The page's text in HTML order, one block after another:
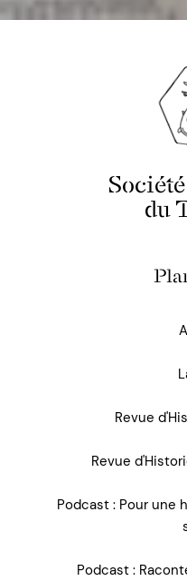
du
Revue
Revue
Podcast : Pour une
Podcast :